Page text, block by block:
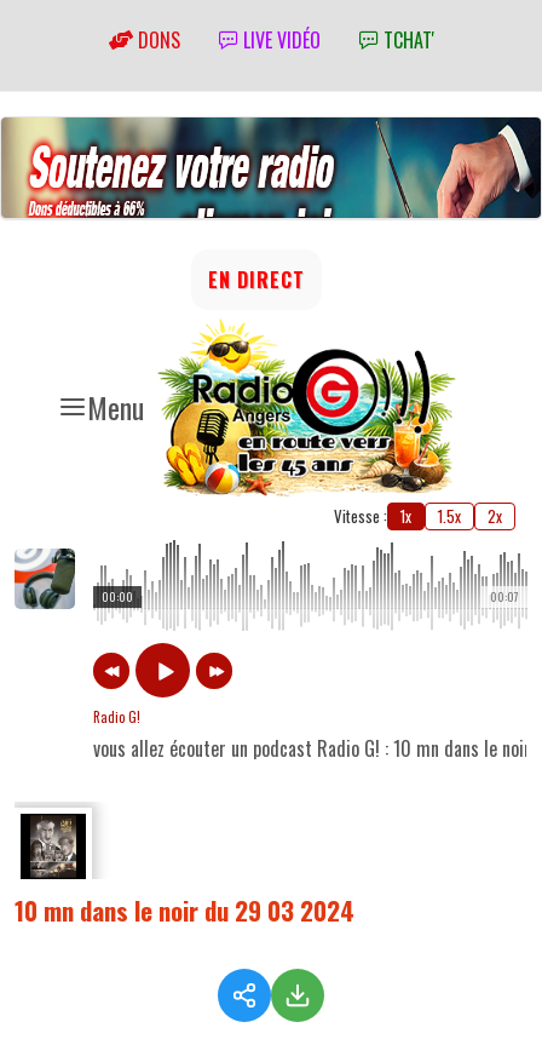
DONS LIVE VIDÉO TCHAT'
Menu
EN DIRECT
Vitesse : 1x 1.5x 2x
00:07
00:00
Radio G!
vous allez écouter un podcast Radio G! : 10 mn dans le
10 mn dans le noir du 29 03 2024